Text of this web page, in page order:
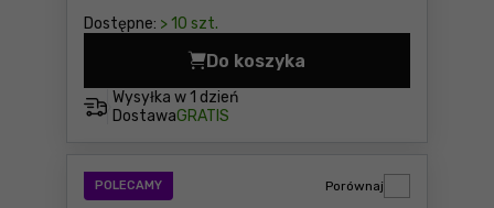
Dostępne: > 10 szt.
Wysyłka w 1 dzień
DostawaGRATIS
Do koszyka
Klucz udarowy Makita LXT
POLECAMY Porównaj